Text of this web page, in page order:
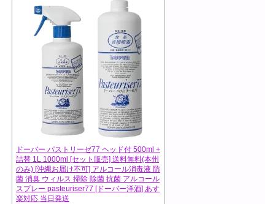
ドーバー パストリーゼ77 ヘッド付 500ml +
詰替 1L 1000ml [セット販売] 送料無料(本州
のみ) [沖縄お届け不可] アルコール消毒液 防
菌 消臭 ウィルス 掃除 除菌 抗菌 アルコール
スプレー pasteuriser77 [ドーバー洋酒] あす
楽対応 当日発送